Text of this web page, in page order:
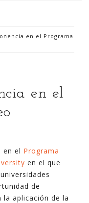
en el Programa
en el
en el Programa
en el que
de
la aplicación de la